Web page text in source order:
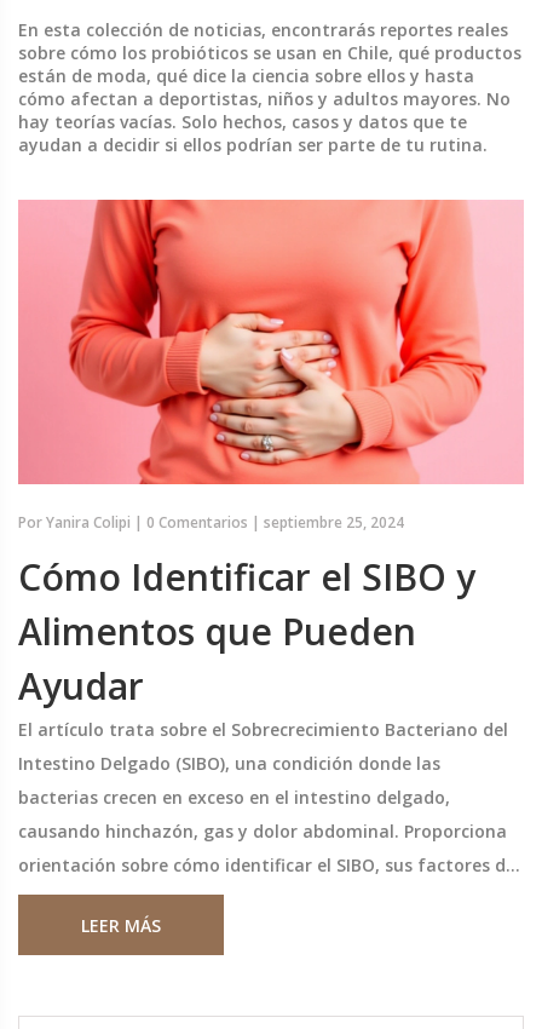
En esta colección de noticias, encontrarás reportes reales
sobre cómo los probióticos se usan en Chile, qué productos
están de moda, qué dice la ciencia sobre ellos y hasta
cómo afectan a deportistas, niños y adultos mayores. No
hay teorías vacías. Solo hechos, casos y datos que te
ayudan a decidir si ellos podrían ser parte de tu rutina.
PorYanira Colipi | 0 Comentarios | septiembre 25, 2024
Cómo Identificar el SIBO y
Alimentos que Pueden
Ayudar
El artículo trata sobre el Sobrecrecimiento Bacteriano del
Intestino Delgado (SIBO), una condición donde las
bacterias crecen en exceso en el intestino delgado,
causando hinchazón, gas y dolor abdominal. Proporciona
orientación sobre cómo identificar el SIBO, sus factores de
riesgo y los alimentos que pueden empeorar o mejorar los
síntomas.LEER MÁS